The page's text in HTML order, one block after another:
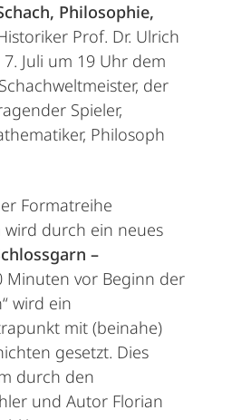
Philosophie,
Prof. Dr. Ulrich
Juli um 19 Uhr dem
der
Spieler,
Philosoph
Formatreihe
wird durch ein neues
–
Minuten vor Beginn der
wird ein
mit (beinahe)
gesetzt. Dies
durch den
und Autor Florian